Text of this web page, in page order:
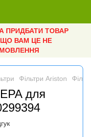
ПРИДБАТИ ТОВАР
ВАМ ЦЕ НЕ
Фільтри Ariston
для